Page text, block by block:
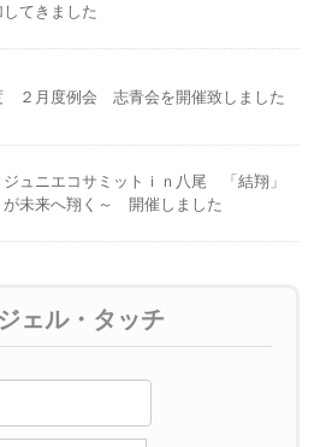
てきました
２月度例会 志青会を開催致しました
ュニエコサミットｉｎ八尾 「結翔」
が未来へ翔く～ 開催しました
ェル・タッチ